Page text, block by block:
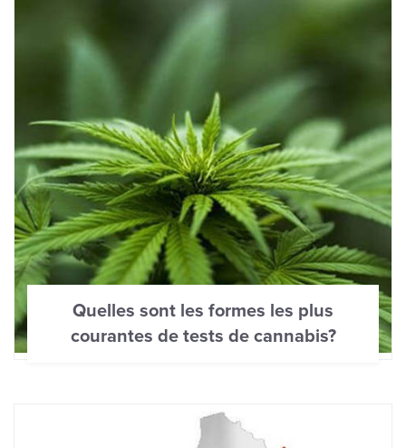
Quelles sont les formes les plus
courantes de tests de cannabis?